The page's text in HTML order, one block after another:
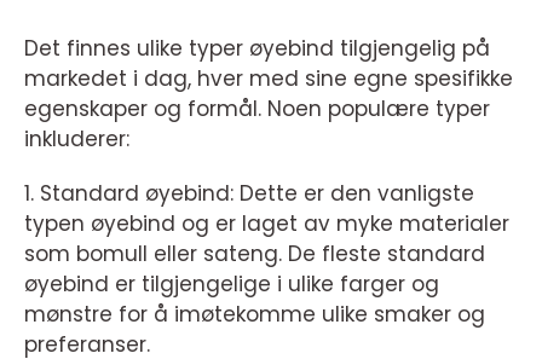
Det finnes ulike typer øyebind tilgjengelig på
markedet i dag, hver med sine egne spesifikke
egenskaper og formål. Noen populære typer
inkluderer:
1. Standard øyebind: Dette er den vanligste
typen øyebind og er laget av myke materialer
som bomull eller sateng. De fleste standard
øyebind er tilgjengelige i ulike farger og
mønstre for å imøtekomme ulike smaker og
preferanser.